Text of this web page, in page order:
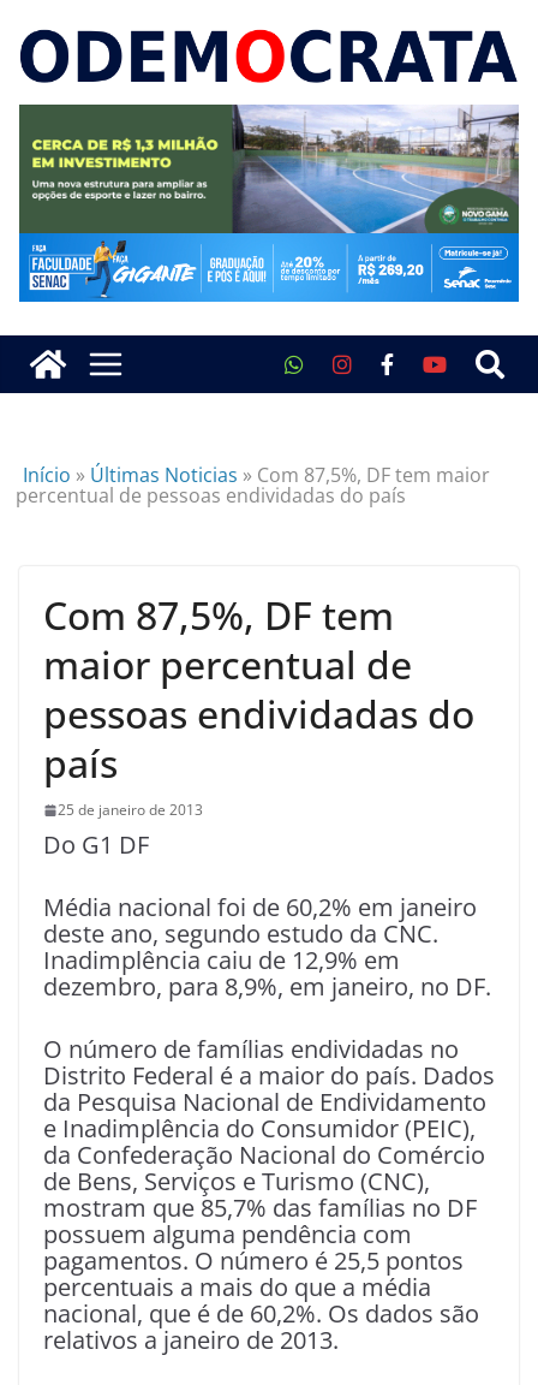
Início » Últimas Noticias » Com 87,5%, DF tem maior
percentual de pessoas endividadas do país
Com 87,5%, DF tem
maior percentual de
pessoas endividadas do
país
25 de janeiro de 2013
Do G1 DF
Média nacional foi de 60,2% em janeiro
deste ano, segundo estudo da CNC.
Inadimplência caiu de 12,9% em
dezembro, para 8,9%, em janeiro, no DF.
O número de famílias endividadas no
Distrito Federal é a maior do país. Dados
da Pesquisa Nacional de Endividamento
e Inadimplência do Consumidor (PEIC),
da Confederação Nacional do Comércio
de Bens, Serviços e Turismo (CNC),
mostram que 85,7% das famílias no DF
possuem alguma pendência com
pagamentos. O número é 25,5 pontos
percentuais a mais do que a média
nacional, que é de 60,2%. Os dados são
relativos a janeiro de 2013.